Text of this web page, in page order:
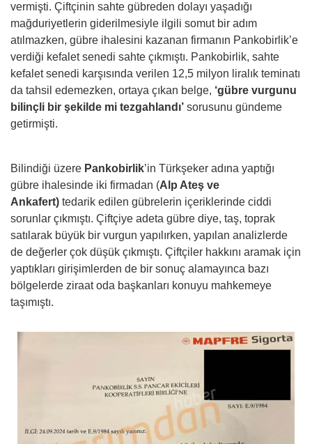
vermişti. Çiftçinin sahte gübreden dolayı yaşadığı
mağduriyetlerin giderilmesiyle ilgili somut bir adım
atılmazken, gübre ihalesini kazanan firmanın Pankobirlik’e
verdiği kefalet senedi sahte çıkmıştı. Pankobirlik, sahte
kefalet senedi karşısında verilen 12,5 milyon liralık teminatı
da tahsil edemezken, ortaya çıkan belge, ‘gübre vurgunu
bilinçli bir şekilde mi tezgahlandı’ sorusunu gündeme
getirmişti.
Bilindiği üzere Pankobirlik’in Türkşeker adına yaptığı
gübre ihalesinde iki firmadan (Alp Ateş ve
Ankafert) tedarik edilen gübrelerin içeriklerinde ciddi
sorunlar çıkmıştı. Çiftçiye adeta gübre diye, taş, toprak
satılarak büyük bir vurgun yapılırken, yapılan analizlerde
de değerler çok düşük çıkmıştı. Çiftçiler hakkını aramak için
yaptıkları girişimlerden de bir sonuç alamayınca bazı
bölgelerde ziraat oda başkanları konuyu mahkemeye
taşımıştı.